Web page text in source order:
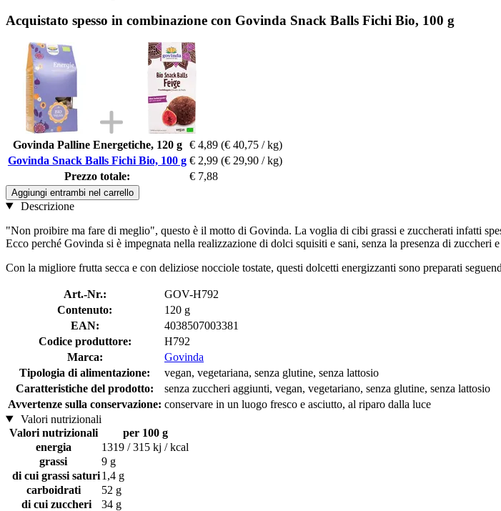
Acquistato spesso in combinazione con Govinda Snack Balls Fichi Bio, 100 g
Govinda Palline Energetiche, 120 g € 4,89 (€ 40,75 / kg)
Govinda Snack Balls Fichi Bio, 100 g € 2,99 (€ 29,90 / kg)
Prezzo totale:
€ 7,88
Aggiungi entrambi nel carrello
Descrizione
"Non proibire ma fare di meglio", questo è il motto di Govinda. La voglia di cibi grassi e zuccherati infatti
Ecco perché Govinda si è impegnata nella realizzazione di dolci squisiti e sani, senza la presenza di zuccheri
Con la migliore frutta secca e con deliziose nocciole tostate, questi dolcetti energizzanti sono preparati
Art.-Nr.:
GOV-H792
Contenuto:
120 g
EAN:
4038507003381
Codice produttore:
H792
Marca:
Govinda
Tipologia di alimentazione:
vegan, vegetariana, senza glutine, senza lattosio
Caratteristiche del prodotto:
senza zuccheri aggiunti, vegan, vegetariano, senza glutine, senza lattosio
Avvertenze sulla conservazione: conservare in un luogo fresco e asciutto, al riparo dalla luce
Valori nutrizionali
Valori nutrizionali
per 100 g
energia
1319 / 315 kj / kcal
grassi
9 g
di cui grassi saturi1,4 g
carboidrati
52 g
di cui zuccheri
34 g